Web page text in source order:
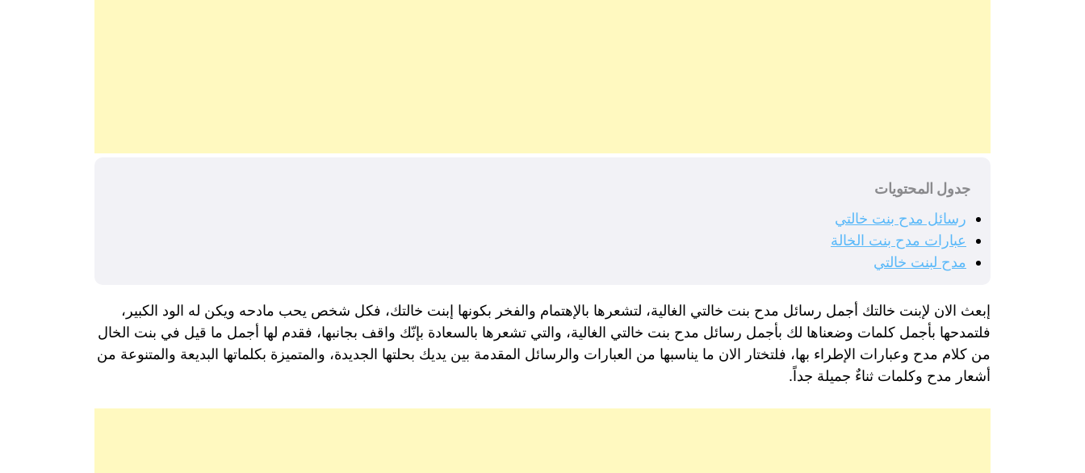
جدول المحتويات
رسائل مدح بنت خالتي
عبارات مدح بنت الخالة
مدح لبنت خالتي
إبعث الان لإبنت خالتك أجمل رسائل مدح بنت خالتي الغالية، لتشعرها بالإهتمام والفخر بكونها إبنت خالتك، فكل شخص يحب مادحه ويكن له الود الكبير،
فلتمدحها بأجمل كلمات وضعناها لك بأجمل رسائل مدح بنت خالتي الغالية، والتي تشعرها بالسعادة بإنّك واقف بجانبها، فقدم لها أجمل ما قيل في بنت الخال
من كلام مدح وعبارات الإطراء بها، فلتختار الان ما يناسبها من العبارات والرسائل المقدمة بين يديك بحلتها الجديدة، والمتميزة بكلماتها البديعة والمتنوعة من
أشعار مدح وكلمات ثناءٌ جميلة جداً.